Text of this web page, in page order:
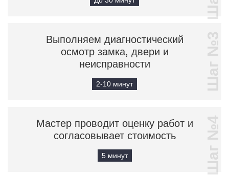
Выполняем диагностический
осмотр замка, двери и
неисправности
2-10 минут Шаг №3
Мастер проводит оценку работ и
согласовывает стоимость
5 минут Шаг №4